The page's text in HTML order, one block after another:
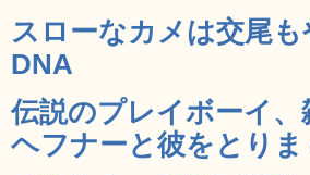
スローなカメは交尾
DNA
伝説のプレイボーイ
ヘフナーと彼をとり